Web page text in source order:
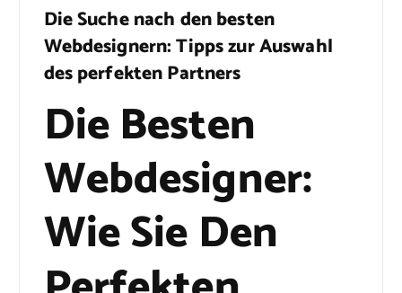
Die Suche nach den besten
Webdesignern: Tipps zur Auswahl
des perfekten Partners
Die Besten
Webdesigner:
Wie Sie Den